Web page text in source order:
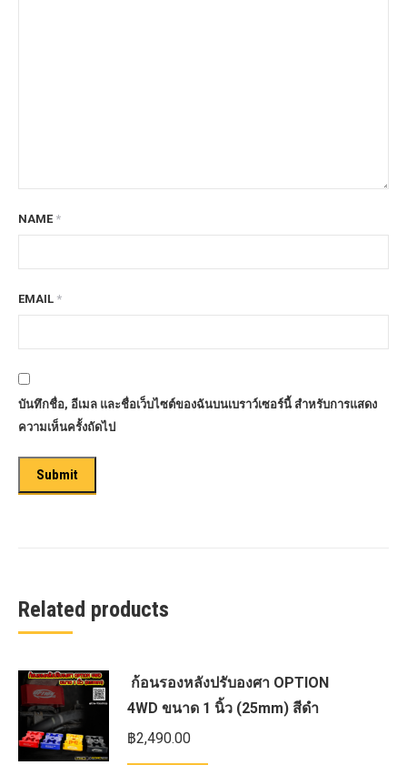
NAME *
EMAIL *
บันทึกชื่อ, อีเมล และชื่อเว็บไซต์ของฉันบนเบราว์เซอร์นี้ สำหรับการแสดง
ความเห็นครั้งถัดไป
Related products
ก้อนรองหลังปรับองศา OPTION
4WD ขนาด 1 นิ้ว (25mm) สีดำ
฿2,490.00